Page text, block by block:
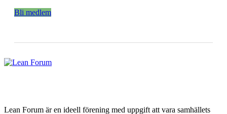
Bli medlem
Lean Forum är en ideell förening med uppgift att vara samhällets